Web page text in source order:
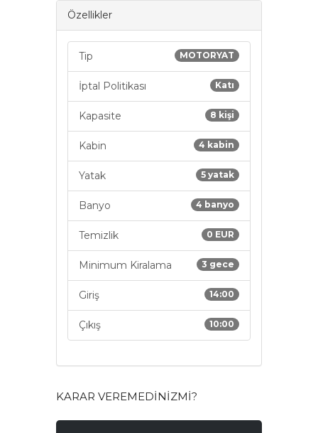
Özellikler
Tip MOTORYAT
İptal Politikası Katı
Kapasite 8 kişi
Kabin 4 kabin
Yatak 5 yatak
Banyo 4 banyo
Temizlik 0 EUR
Minimum Kiralama 3 gece
Giriş 14:00
Çıkış 10:00
KARAR VEREMEDINIZMI?